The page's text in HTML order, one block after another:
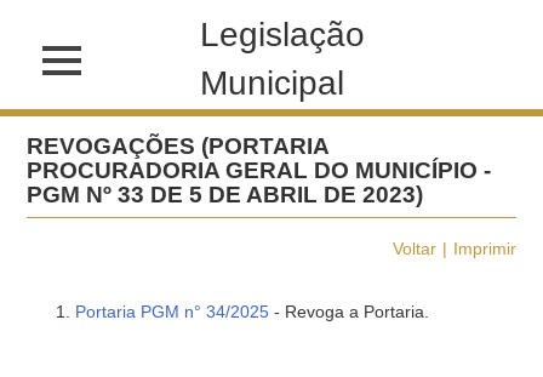
Legislação
Municipal
REVOGAÇÕES (PORTARIA
PROCURADORIA GERAL DO MUNICÍPIO -
PGM Nº 33 DE 5 DE ABRIL DE 2023)
Voltar Imprimir
Portaria PGM n° 34/2025 - Revoga a Portaria.